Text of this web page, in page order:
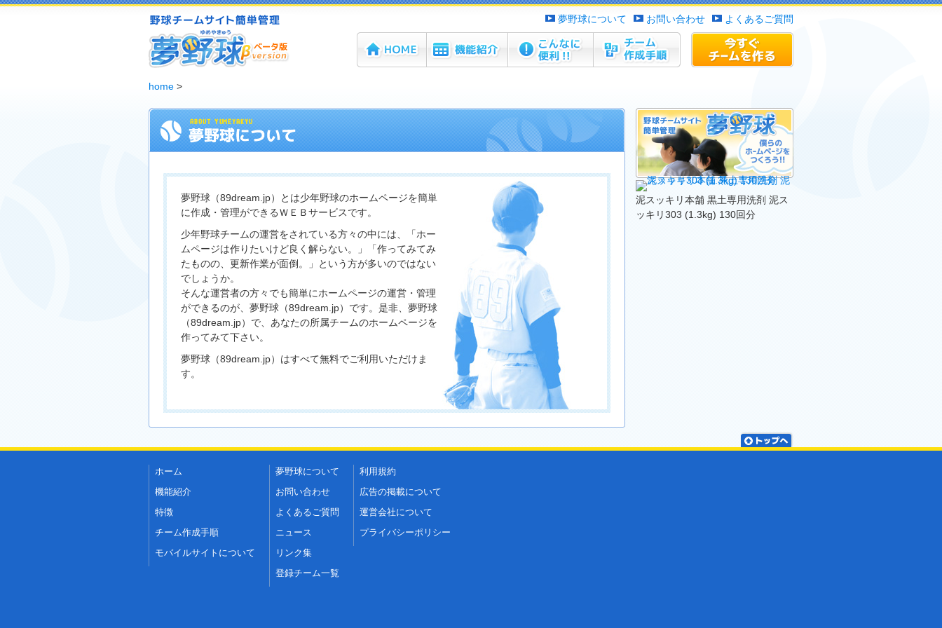
夢野球について お問い合わせ よくあるご質問
home >
夢野球について
夢野球（89dream.jp）とは少年野球のホームページを簡単
に作成・管理ができるＷＥＢサービスです。
少年野球チームの運営をされている方々の中には、「ホー
ムページは作りたいけど良く解らない。」「作ってみてみ
たものの、更新作業が面倒。」という方が多いのではない
でしょうか。
そんな運営者の方々でも簡単にホームページの運営・管理
ができるのが、夢野球（89dream.jp）です。是非、夢野球
（89dream.jp）で、あなたの所属チームのホームページを
作ってみて下さい。
夢野球（89dream.jp）はすべて無料でご利用いただけま
す。
泥スッキリ本舗 黒土専用洗剤 泥ス
ッキリ303 (1.3kg) 130回分
ホーム
機能紹介
特徴
チーム作成手順
モバイルサイトについて
夢野球について
お問い合わせ
よくあるご質問
ニュース
リンク集
登録チーム一覧
利用規約
広告の掲載について
運営会社について
プライバシーポリシー